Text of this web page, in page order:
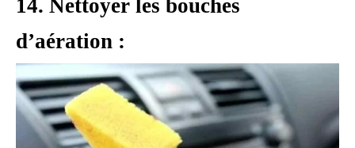
14. Nettoyer les bouches
d’aération :